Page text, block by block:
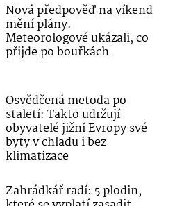
Nová předpověď na víkend
mění plány.
Meteorologové ukázali, co
přijde po bouřkách
Osvědčená metoda po
staletí: Takto udržují
obyvatelé jižní Evropy své
byty v chladu i bez
klimatizace
Zahrádkář radí: 5 plodin,